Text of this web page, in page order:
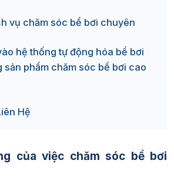
vụ chăm sóc bể bơi chuyên
hệ thống tự động hóa bể bơi
sản phẩm chăm sóc bể bơi cao
Hệ
của việc chăm sóc bể bơi